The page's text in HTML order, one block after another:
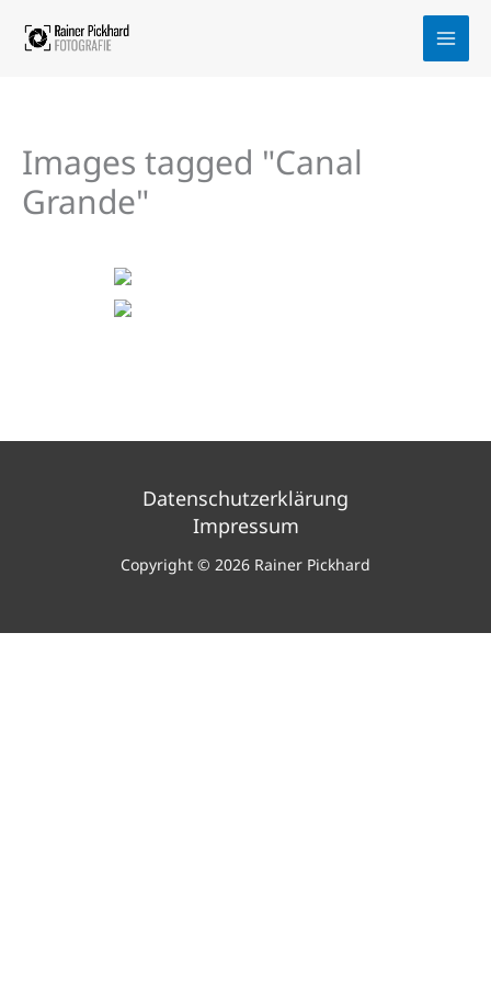
Inhalt
Images tagged "Canal
Grande"
Datenschutzerklärung
Impressum
Copyright © 2026 Rainer Pickhard